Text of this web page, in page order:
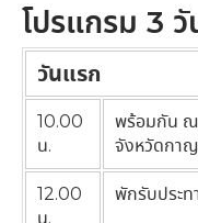
โปรแกรม 3
วันแรก
10.00
น.
พร้อมกัน ณ
จังหวัดกา
12.00
น.
พักรับประท